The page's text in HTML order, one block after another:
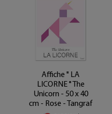
Affiche " LA
LICORNE " The
Unicorn - 50 x 40
cm - Rose - Tangraf